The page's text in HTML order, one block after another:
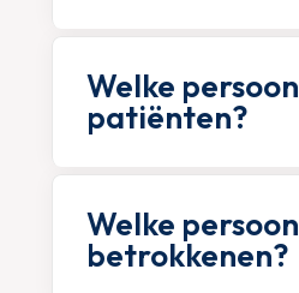
Welke
patiënten?
Welke
betrokkenen?